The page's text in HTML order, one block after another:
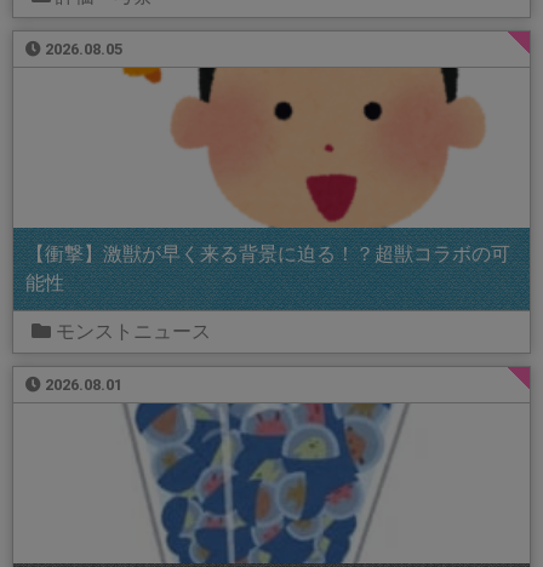
2026.08.05
【衝撃】激獣が早く来る背景に迫る！？超獣コラボの可
能性
モンストニュース
2026.08.01